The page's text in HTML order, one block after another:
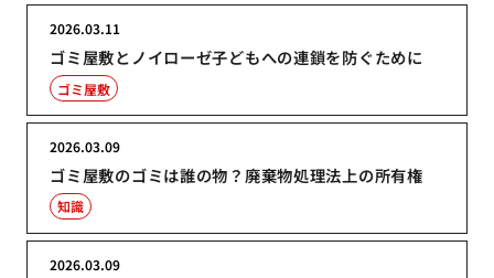
ゴミ屋敷とノイローゼ子どもへの連鎖を防ぐために
2026.03.11
ゴミ屋敷
ゴミ屋敷のゴミは誰の物？廃棄物処理法上の所有権
2026.03.09
知識
2026.03.09